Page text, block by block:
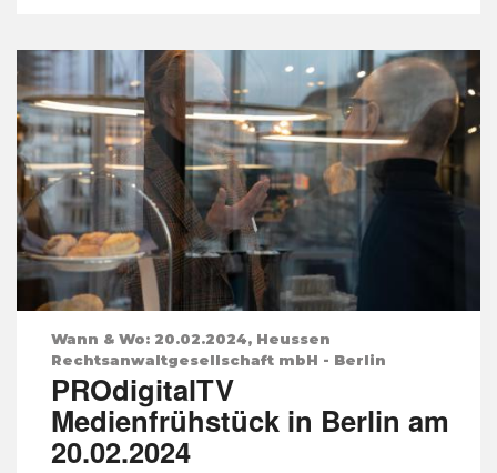
Wann & Wo: 20.02.2024, Heussen
Rechtsanwaltgesellschaft mbH - Berlin
PROdigitalTV
Medienfrühstück in Berlin am
20.02.2024